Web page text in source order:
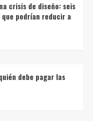
crisis de diseño: seis
podrían reducir a
debe pagar las